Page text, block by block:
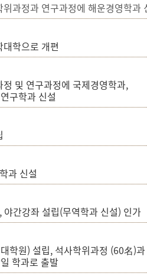
과정과 연구과정에 해운경영학과
학으로 개편
및 연구과정에 국제경영학과,
구학과 신설
과 신설
간강좌 설립(무역학과 신설) 인가
학원) 설립, 석사학위과정 (60名)과
학과로 출발